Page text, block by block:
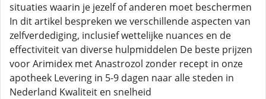
situaties waarin je jezelf of anderen moet beschermen
In dit artikel bespreken we verschillende aspecten van
zelfverdediging, inclusief wettelijke nuances en de
effectiviteit van diverse hulpmiddelen De beste prijzen
voor Arimidex met Anastrozol zonder recept in onze
apotheek Levering in 5-9 dagen naar alle steden in
Nederland Kwaliteit en snelheid